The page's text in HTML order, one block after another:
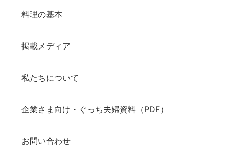
料理の基本
掲載メディア
私たちについて
企業さま向け・ぐっち夫婦資料（PDF）
お問い合わせ